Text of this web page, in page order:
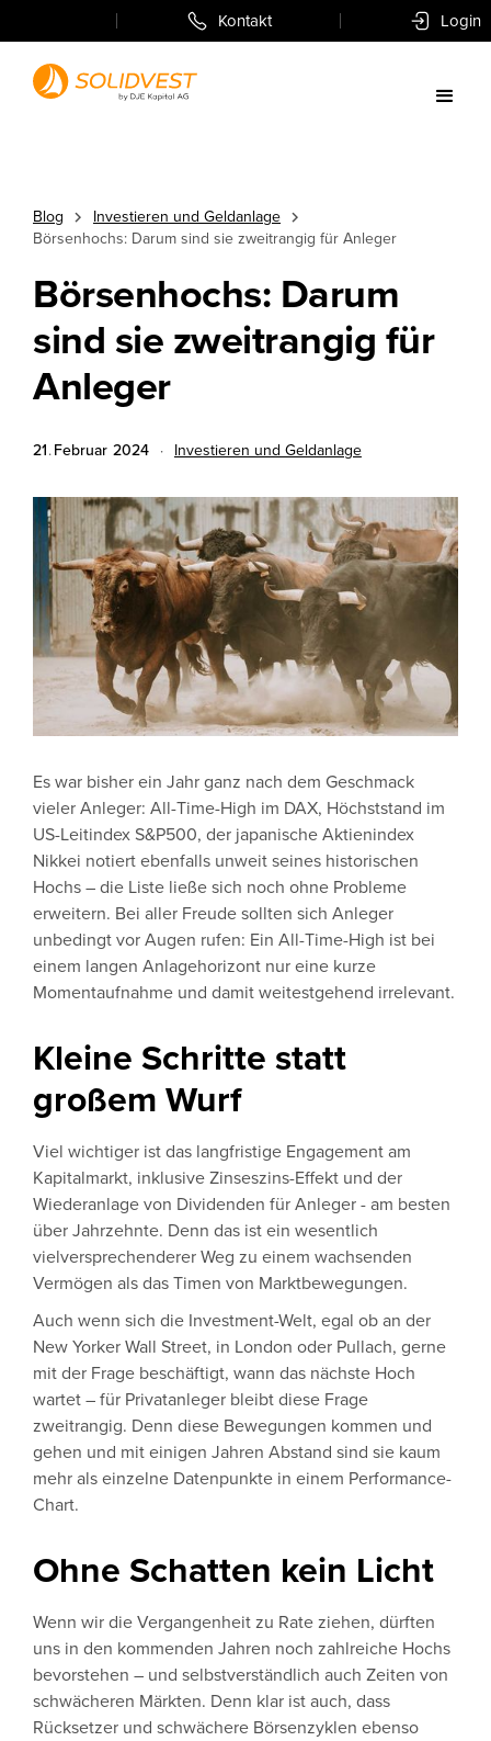
Kontakt Login
Blog
Investieren und Geldanlage
Börsenhochs: Darum sind sie zweitrangig für Anleger
Börsenhochs: Darum
sind sie zweitrangig für
Anleger
21.Februar 2024 · Investieren und Geldanlage
Es war bisher ein Jahr ganz nach dem Geschmack
vieler Anleger: All-Time-High im DAX, Höchststand im
US-Leitindex S&P500, der japanische Aktienindex
Nikkei notiert ebenfalls unweit seines historischen
Hochs – die Liste ließe sich noch ohne Probleme
erweitern. Bei aller Freude sollten sich Anleger
unbedingt vor Augen rufen: Ein All-Time-High ist bei
einem langen Anlagehorizont nur eine kurze
Momentaufnahme und damit weitestgehend irrelevant.
Kleine Schritte statt
großem Wurf
Viel wichtiger ist das langfristige Engagement am
Kapitalmarkt, inklusive Zinseszins-Effekt und der
Wiederanlage von Dividenden für Anleger - am besten
über Jahrzehnte. Denn das ist ein wesentlich
vielversprechenderer Weg zu einem wachsenden
Vermögen als das Timen von Marktbewegungen.
Auch wenn sich die Investment-Welt, egal ob an der
New Yorker Wall Street, in London oder Pullach, gerne
mit der Frage beschäftigt, wann das nächste Hoch
wartet – für Privatanleger bleibt diese Frage
zweitrangig. Denn diese Bewegungen kommen und
gehen und mit einigen Jahren Abstand sind sie kaum
mehr als einzelne Datenpunkte in einem Performance-
Chart.
Ohne Schatten kein Licht
Wenn wir die Vergangenheit zu Rate ziehen, dürften
uns in den kommenden Jahren noch zahlreiche Hochs
bevorstehen – und selbstverständlich auch Zeiten von
schwächeren Märkten. Denn klar ist auch, dass
Rücksetzer und schwächere Börsenzyklen ebenso